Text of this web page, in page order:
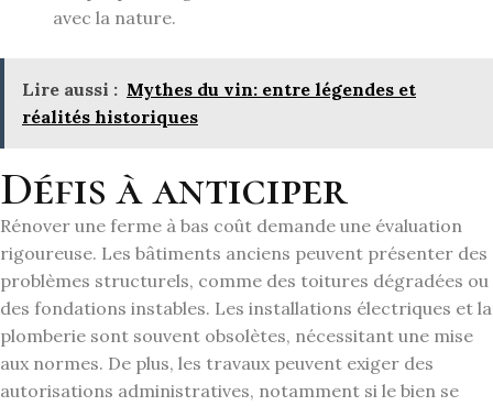
avec la nature.
Lire aussi : Mythes du vin: entre légendes et
réalités historiques
Défis à anticiper
Rénover une ferme à bas coût demande une évaluation
rigoureuse. Les bâtiments anciens peuvent présenter des
problèmes structurels, comme des toitures dégradées ou
des fondations instables. Les installations électriques et la
plomberie sont souvent obsolètes, nécessitant une mise
aux normes. De plus, les travaux peuvent exiger des
autorisations administratives, notamment si le bien se